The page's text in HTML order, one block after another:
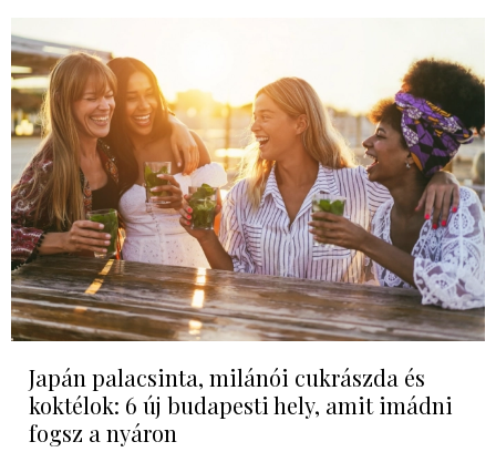
Japán palacsinta, milánói cukrászda és
koktélok: 6 új budapesti hely, amit imádni
fogsz a nyáron